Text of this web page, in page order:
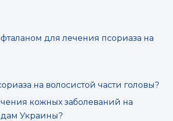
для лечения псориаза на
на волосистой части головы?
кожных заболеваний на
Украины?